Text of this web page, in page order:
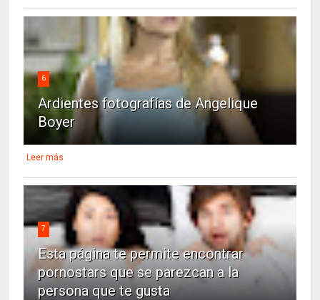
6
Ardientes fotografías de Angelique
Boyer
Leer más
7
Esta página te permite encontrar
pornostars que se parezcan a la
persona que te gusta